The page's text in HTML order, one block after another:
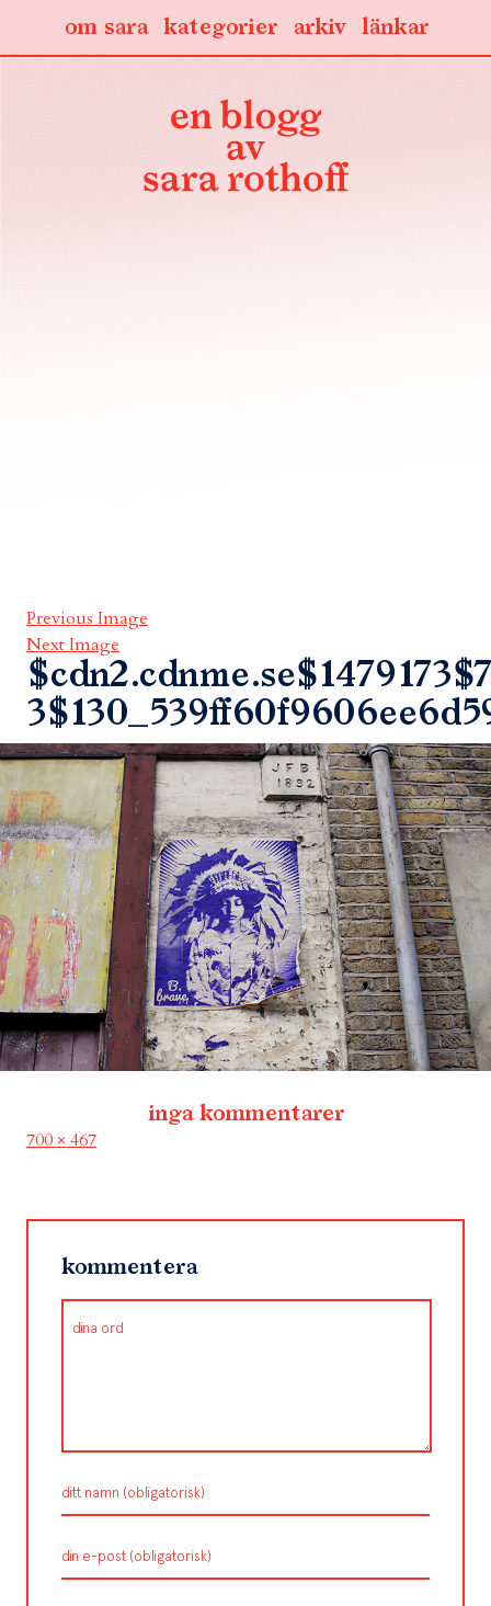
länkar
arkiv
kategorier
om sara
Previous Image
Next Image
inga kommentarer
Full
700 × 467
kommentera